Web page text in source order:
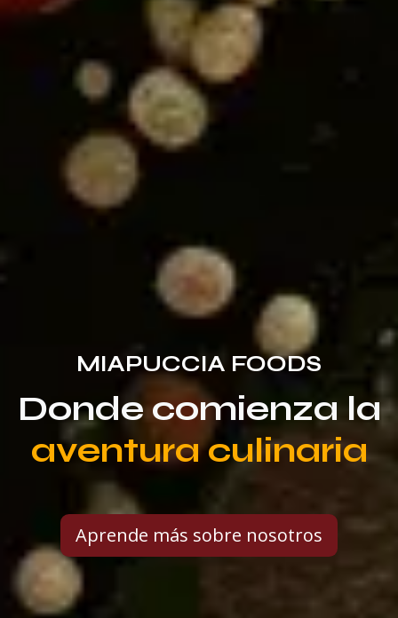
MIAPUCCIA FOODS
Donde comienza la
aventura culinaria
Aprende más sobre nosotros